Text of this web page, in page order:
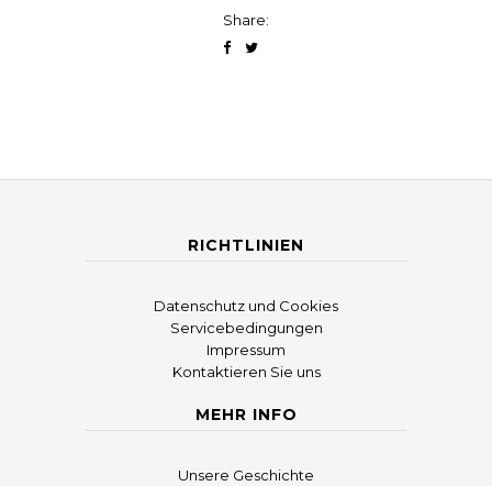
Share:
RICHTLINIEN
Datenschutz und Cookies
Servicebedingungen
Impressum
Kontaktieren Sie uns
MEHR INFO
Unsere Geschichte